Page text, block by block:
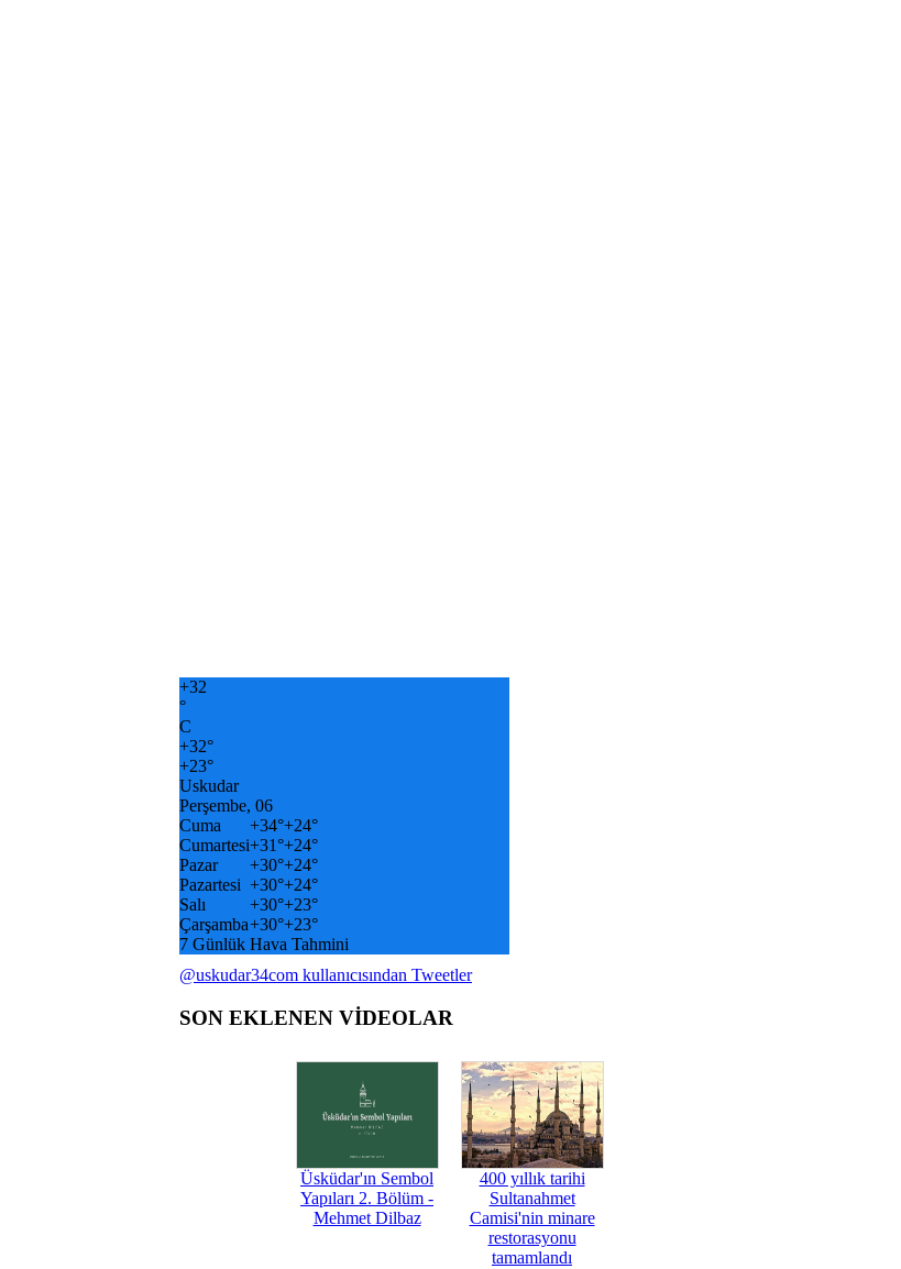
+32
°
C
+32°
+23°
Uskudar
Perşembe, 06
Cuma
+34°+24°
Cumartesi+31°+24°
Pazar
+30°+24°
Pazartesi +30°+24°
Salı
+30°+23°
Çarşamba+30°+23°
7 Günlük Hava Tahmini
@uskudar34com kullanıcısından Tweetler
SON EKLENEN VİDEOLAR
Üsküdar'ın Sembol
Yapıları 2. Bölüm -
Mehmet Dilbaz
400 yıllık tarihi
Sultanahmet
Camisi'nin minare
restorasyonu
tamamlandı